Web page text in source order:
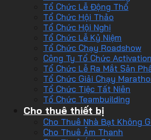
Tổ Chức Lễ Động Thổ
Tổ Chức Hội Thảo
Tổ Chức Hội Nghị
Tổ Chức Lễ Kỷ Niệm
Tổ Chức Chạy Roadshow
Công Ty Tổ Chức Activation
Tổ Chức Lễ Ra Mắt Sản
Tổ Chức Giải Chạy
Tổ Chức Tiệc Tất Niên
Tổ Chức Teambuilding
Cho thuê thiết bị
Cho Thuê Nhà Bạt Không
Cho Thuê Âm Thanh